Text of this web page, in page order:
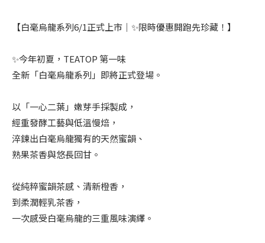
【白毫烏龍系列6/1正式上市｜✨限時優惠開跑先珍藏！】
✨今年初夏，TEATOP 第一味
全新「白毫烏龍系列」即將正式登場。
以「一心二葉」嫩芽手採製成，
經重發酵工藝與低溫慢焙，
淬鍊出白毫烏龍獨有的天然蜜韻、
熟果茶香與悠長回甘。
從純粹蜜韻茶感、清新橙香，
到柔潤輕乳茶香，
一次感受白毫烏龍的三重風味演繹。